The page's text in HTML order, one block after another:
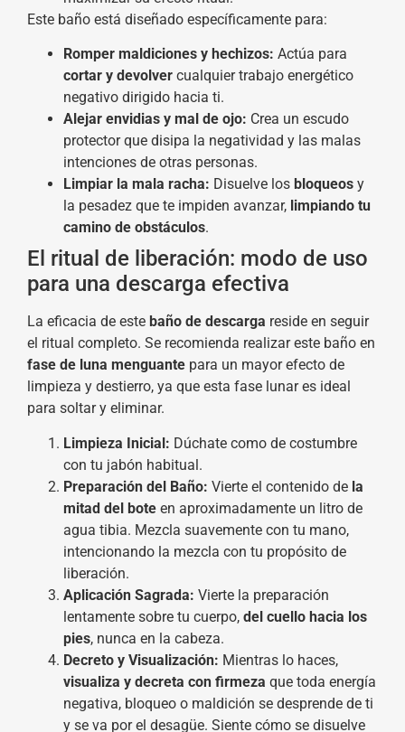
Este baño está diseñado específicamente para:
Romper maldiciones y hechizos: Actúa para
cortar y devolver cualquier trabajo energético
negativo dirigido hacia ti.
Alejar envidias y mal de ojo: Crea un escudo
protector que disipa la negatividad y las malas
intenciones de otras personas.
Limpiar la mala racha: Disuelve los bloqueos y
la pesadez que te impiden avanzar, limpiando tu
camino de obstáculos.
El ritual de liberación: modo de uso
para una descarga efectiva
La eficacia de este baño de descarga reside en seguir
el ritual completo. Se recomienda realizar este baño en
fase de luna menguante para un mayor efecto de
limpieza y destierro, ya que esta fase lunar es ideal
para soltar y eliminar.
Limpieza Inicial: Dúchate como de costumbre
con tu jabón habitual.
Preparación del Baño: Vierte el contenido de la
mitad del bote en aproximadamente un litro de
agua tibia. Mezcla suavemente con tu mano,
intencionando la mezcla con tu propósito de
liberación.
Aplicación Sagrada: Vierte la preparación
lentamente sobre tu cuerpo, del cuello hacia los
pies, nunca en la cabeza.
Decreto y Visualización: Mientras lo haces,
visualiza y decreta con firmeza que toda energía
negativa, bloqueo o maldición se desprende de ti
y se va por el desagüe. Siente cómo se disuelve